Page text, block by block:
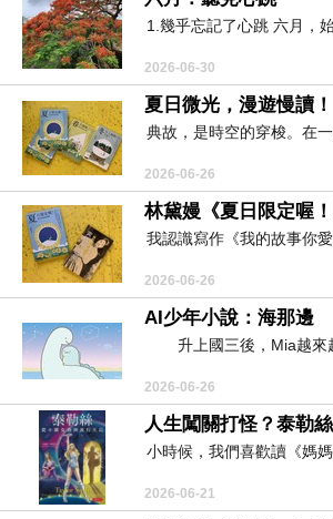
1.幾乎忘記了心跳 六月，
2026-06-30
夏日微光，漫遊慢讀
典故，是時空的穿梭。在
2026-06-26
林黛嫚《夏日限定喔
我認識寫作《我的故事你
2026-06-26
AI少年小說：海那邊
升上國三後，Mia越來越
2026-06-26
人生闖關打怪？泰勒
小時候，我們喜歡讀《媽
2026-06-21